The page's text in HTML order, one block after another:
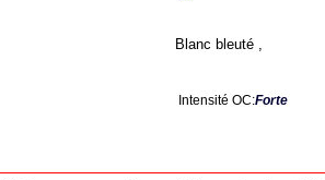
Blanc bleuté ,
Intensité OC:Forte